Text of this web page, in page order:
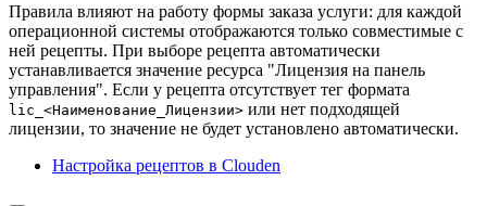
Правила влияют на работу формы заказа услуги: для каждой
операционной системы отображаются только совместимые с
ней рецепты. При выборе рецепта автоматически
устанавливается значение ресурса "Лицензия на панель
управления". Если у рецепта отсутствует тег формата
lic_<Наименование_Лицензии> или нет подходящей
лицензии, то значение не будет установлено автоматически.
Настройка рецептов в Clouden